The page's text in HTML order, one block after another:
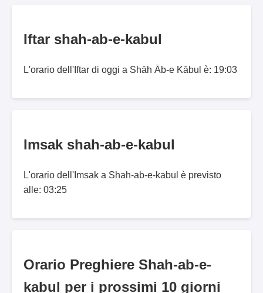
Iftar shah-ab-e-kabul
L'orario dell'Iftar di oggi a Shāh Āb-e Kābul è: 19:03
Imsak shah-ab-e-kabul
L'orario dell'Imsak a Shah-ab-e-kabul è previsto
alle: 03:25
Orario Preghiere Shah-ab-e-
kabul per i prossimi 10 giorni